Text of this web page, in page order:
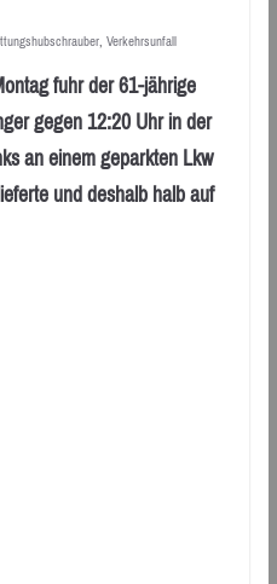
, Verkehrsunfall
fuhr der 61-jährige
gegen 12:20 Uhr in der
an einem geparkten Lkw
und deshalb halb auf